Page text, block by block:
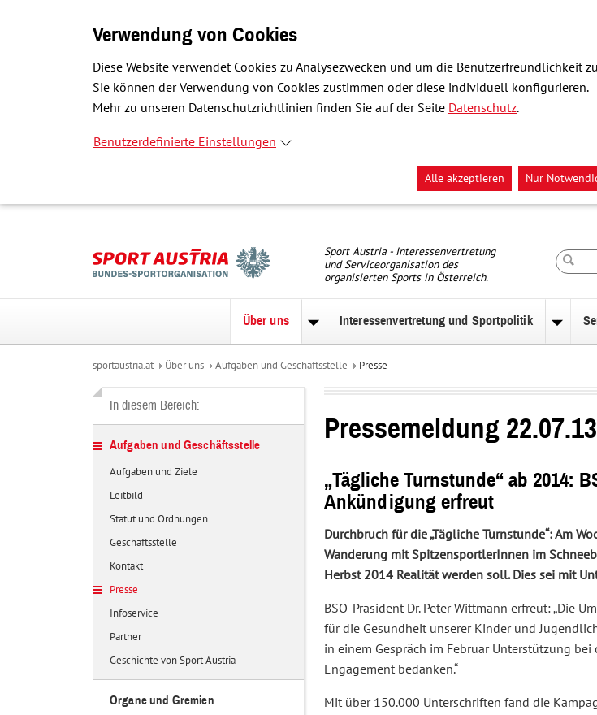
Verwendung von Cookies
Diese Website verwendet Cookies zu Analysezwecken und um die Benutzerfreundlichkeit
Sie können der Verwendung von Cookies zustimmen oder diese individuell konfigurieren.
Mehr zu unseren Datenschutzrichtlinien finden Sie auf der Seite Datenschutz.
Benutzerdefinierte Einstellungen
Alle akzeptieren Nur
Sport Austria - Interessenvertretung
und Serviceorganisation des
organisierten Sports in Österreich.
Über uns
Über
Interessenvertretung und Sportpolitik
sportaustria.at Über uns Aufgaben und Geschäftsstelle Presse
In diesem Bereich:
Aufgaben und Geschäftsstelle
Aufgaben und Ziele
Leitbild
Statut und Ordnungen
Geschäftsstelle
Kontakt
Presse
Infoservice
Partner
Geschichte von Sport Austria
Organe und Gremien
Pressemeldung 22.07.13
„Tägliche Turnstunde“ ab 2014:
Ankündigung erfreut
Durchbruch für die „Tägliche Turnstunde“: Am
Wanderung mit SpitzensportlerInnen im
Herbst 2014 Realität werden soll. Dies sei mit
BSO-Präsident Dr. Peter Wittmann erfreut: „Die
für die Gesundheit unserer Kinder und
in einem Gespräch im Februar Unterstützung bei
Engagement bedanken.“
Mit über 150.000 Unterschriften fand die